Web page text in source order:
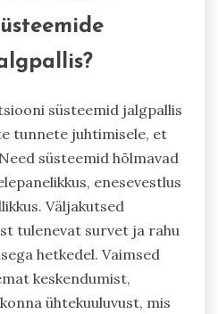
süsteemid jalgpallis
tunnete juhtimisele, et
süsteemid hõlmavad
enesevestlus
Väljakutsed
tulenevat survet ja rahu
hetkedel. Vaimsed
keskendumist,
ühtekuuluvust, mis